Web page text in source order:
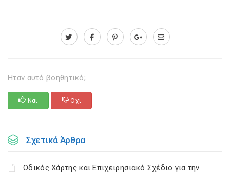
Ηταν αυτό βοηθητικό;
Ναι Οχι
Σχετικά Άρθρα
Οδικός Χάρτης και Επιχειρησιακό Σχέδιο για την